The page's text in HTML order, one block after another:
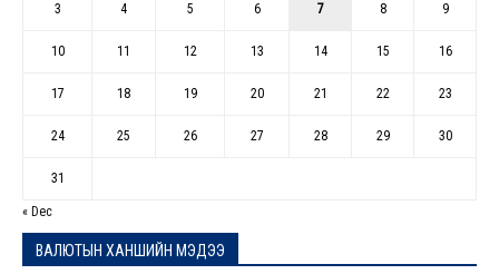
3 4 5 6 7 8 9
10 11 12 13 14 15 16
17 18 19 20 21 22 23
24 25 26 27 28 29 30
31
« Dec
ВАЛЮТЫН ХАНШИЙН МЭДЭЭ